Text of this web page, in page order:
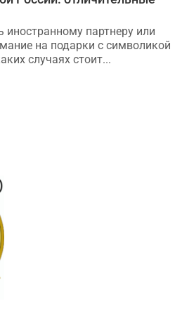
иностранному партнеру или
на подарки с символикой
случаях стоит...